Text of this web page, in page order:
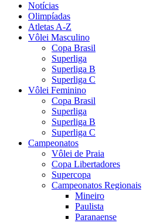
Notícias
Olimpíadas
Atletas A-Z
Vôlei Masculino
Copa Brasil
Superliga
Superliga B
Superliga C
Vôlei Feminino
Copa Brasil
Superliga
Superliga B
Superliga C
Campeonatos
Vôlei de Praia
Copa Libertadores
Supercopa
Campeonatos Regionais
Mineiro
Paulista
Paranaense